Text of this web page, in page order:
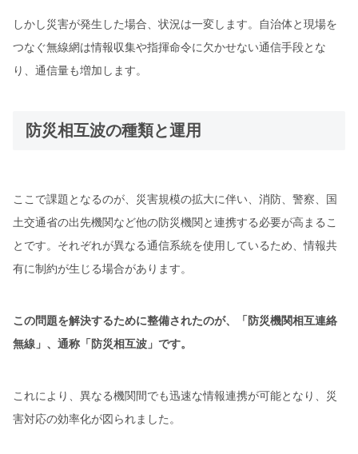
しかし災害が発生した場合、状況は一変します。自治体と現場を
つなぐ無線網は情報収集や指揮命令に欠かせない通信手段とな
り、通信量も増加します。
防災相互波の種類と運用
ここで課題となるのが、災害規模の拡大に伴い、消防、警察、国
土交通省の出先機関など他の防災機関と連携する必要が高まるこ
とです。それぞれが異なる通信系統を使用しているため、情報共
有に制約が生じる場合があります。
この問題を解決するために整備されたのが、「防災機関相互連絡
無線」、通称「防災相互波」です。
これにより、異なる機関間でも迅速な情報連携が可能となり、災
害対応の効率化が図られました。